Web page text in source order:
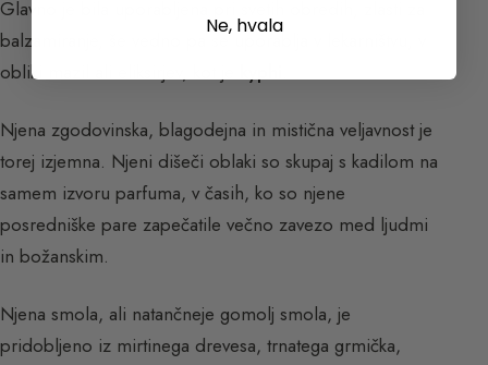
Glavno je bila uporabljena pri svetih obredih, zlasti za
balzamiranje, še vedno pa se uporablja v lekarništvu, v
obliki mazil ali eliksirjev, kot je
Njenа zgodovinska, blagodejna in mistična veljavnost je
torej izjemna. Njeni dišeči oblaki so skupaj s kadilom na
samem izvoru parfuma, v časih, ko so njene
posredniške pare zapečatile večno zavezo med ljudmi
in božanskim.
Njena smola, ali natančneje gomolj smola, je
pridobljeno iz mirtinega drevesa, trnatega grmička,
Ne, hvala